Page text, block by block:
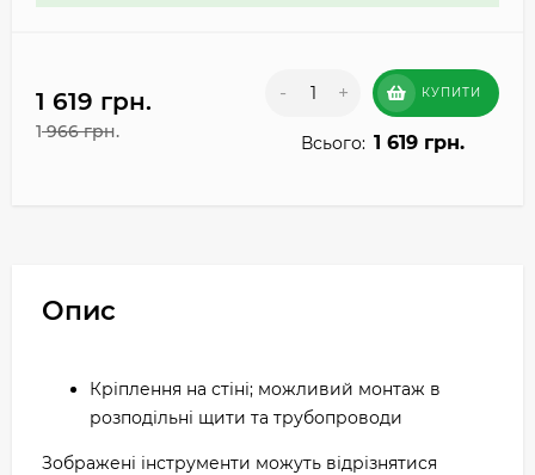
1 619 грн.
1 966 грн.
- + КУПИТИ
Всього: 1 619 грн.
Опис
Кріплення на стіні; можливий монтаж в
розподільні щити та трубопроводи
Зображені інструменти можуть відрізнятися